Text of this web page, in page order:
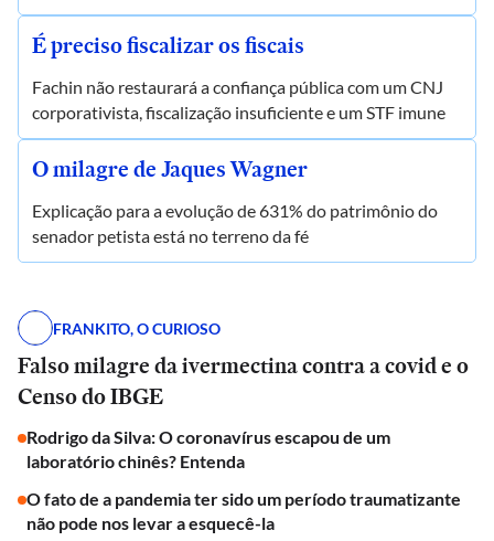
É preciso fiscalizar os fiscais
Fachin não restaurará a confiança pública com um CNJ
corporativista, fiscalização insuficiente e um STF imune
O milagre de Jaques Wagner
Explicação para a evolução de 631% do patrimônio do
senador petista está no terreno da fé
FRANKITO, O CURIOSO
Falso milagre da ivermectina contra a covid e o
Censo do IBGE
Rodrigo da Silva: O coronavírus escapou de um
laboratório chinês? Entenda
O fato de a pandemia ter sido um período traumatizante
não pode nos levar a esquecê-la